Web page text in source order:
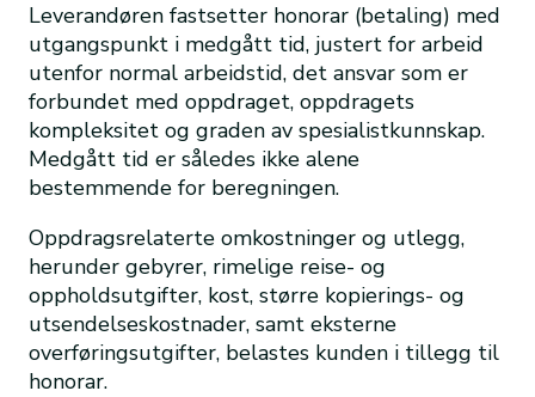
Leverandøren fastsetter honorar (betaling) med
utgangspunkt i medgått tid, justert for arbeid
utenfor normal arbeidstid, det ansvar som er
forbundet med oppdraget, oppdragets
kompleksitet og graden av spesialistkunnskap.
Medgått tid er således ikke alene
bestemmende for beregningen.
Oppdragsrelaterte omkostninger og utlegg,
herunder gebyrer, rimelige reise- og
oppholdsutgifter, kost, større kopierings- og
utsendelseskostnader, samt eksterne
overføringsutgifter, belastes kunden i tillegg til
honorar.